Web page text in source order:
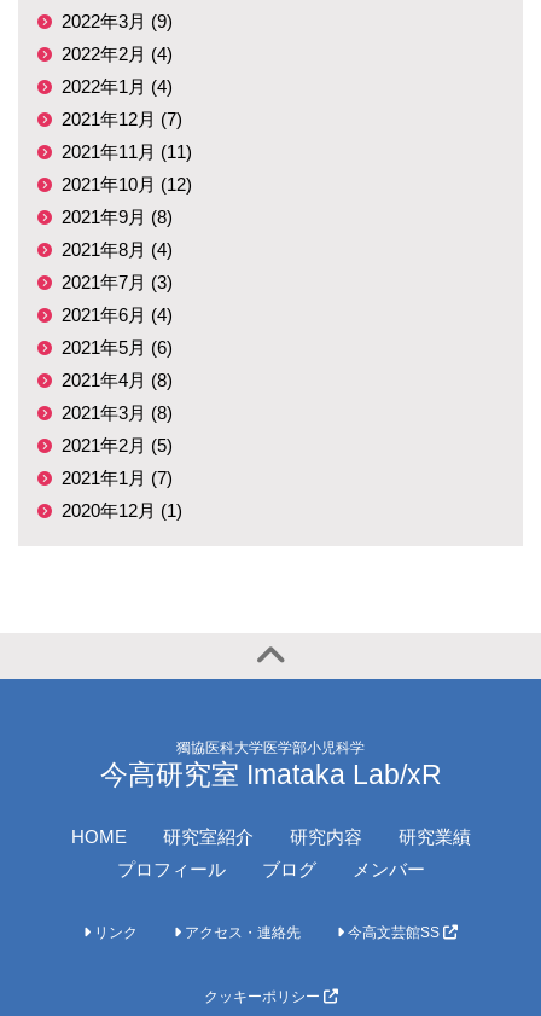
2022年3月 (9)
2022年2月 (4)
2022年1月 (4)
2021年12月 (7)
2021年11月 (11)
2021年10月 (12)
2021年9月 (8)
2021年8月 (4)
2021年7月 (3)
2021年6月 (4)
2021年5月 (6)
2021年4月 (8)
2021年3月 (8)
2021年2月 (5)
2021年1月 (7)
2020年12月 (1)
獨協医科大学医学部小児科学
今高研究室 Imataka Lab/xR
HOME 研究室紹介 研究内容
研究業績
プロフィール
ブログ メンバー
リンク アクセス・連絡先 今高文芸館SS
クッキーポリシー